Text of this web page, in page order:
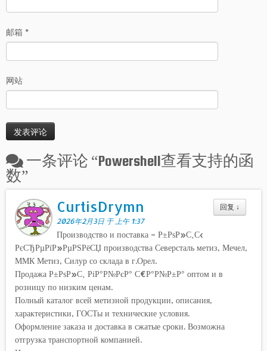
邮箱 *
网站
一条评论 “Powershell查看支持的函
数”
回复 ↓
CurtisDrymn
2026年2月3日 于 上午 1:37
Производство и поставка – Р±РѕР»С‚С‹
РєСЂРµРїР»РµРЅРёСЏ производства Северсталь метиз, Мечел,
ММК Метиз, Силур со склада в г.Орел.
Продажа Р±РѕР»С‚ РіР°Р№РєР° С€Р°Р№Р±Р° оптом и в
розницу по низким ценам.
Полный каталог всей метизной продукции, описания,
характеристики, ГОСТы и технические условия.
Оформление заказа и доставка в сжатые сроки. Возможна
отгрузка транспортной компанией.